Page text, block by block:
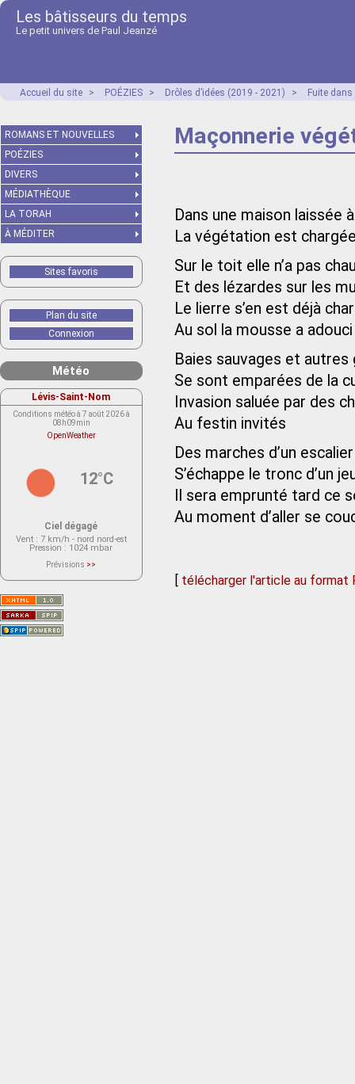
Les bâtisseurs du temps
Le petit univers de Paul Jeanzé
Accueil du site > POÉZIES > Drôles d’idées (2019 - 2021) > Fuite
Maçonnerie
Dans une maison laissée
La végétation est
Sur le toit elle n’a pas
Et des lézardes sur les
Le lierre s’en est déjà
Au sol la mousse a
Baies sauvages et autres
Se sont emparées de la
Invasion saluée par des
Au festin invités
Des marches d’un
S’échappe le tronc d’un
Il sera emprunté tard ce
Au moment d’aller se
[ télécharger l'article au format
ROMANS ET NOUVELLES
POÉZIES
DIVERS
MÉDIATHÈQUE
LA TORAH
À MÉDITER
Sites favoris
Plan du site
Connexion
Météo
Lévis-Saint-Nom
Conditions météo à 7 août 2026 à
08h09min
OpenWeather
12°C
Ciel dégagé
Vent : 7 km/h - nord nord-est
Pression : 1024 mbar
Prévisions >>
actuellement aucune prévision
Saint-Nom.
Veuillez consulter le message du
service ci-dessous.
(401 - Invalid API key. Please see
https://openweathermap.org/faq#error401